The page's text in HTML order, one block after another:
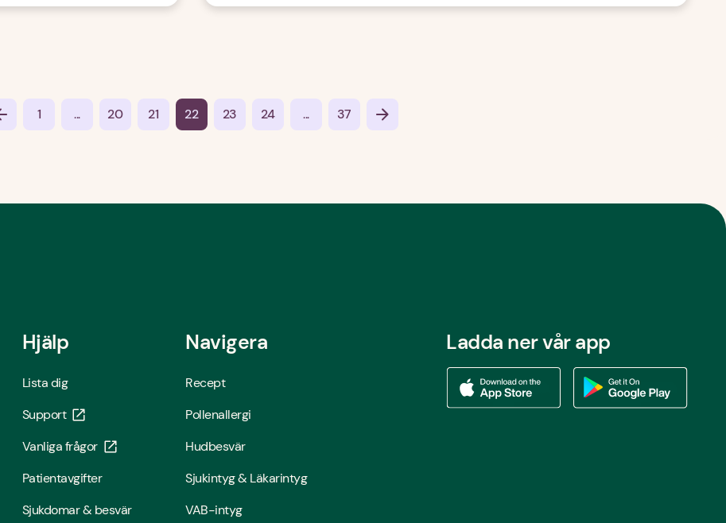
1 ... 20 21 22 23 24 ... 37
Hjälp
Lista dig
Support
Vanliga frågor
Patientavgifter
Sjukdomar & besvär
Navigera
Recept
Pollenallergi
Hudbesvär
Sjukintyg & Läkarintyg
VAB-intyg
Ladda ner vår app